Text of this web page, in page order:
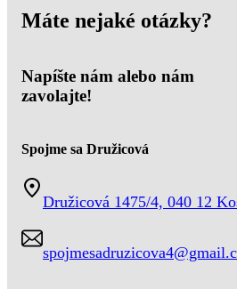
Máte nejaké otázky?
Napíšte nám alebo nám
zavolajte!
Spojme sa Družicová
Družicová 1475/4, 040 12